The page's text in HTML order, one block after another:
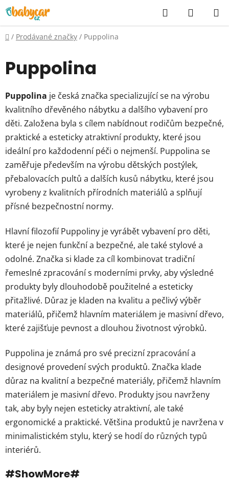
Přejít
na
obsah
Hledat
KOŠÍK
Domů
/ Prodávané značky / Puppolina
Puppolina
Puppolina je česká značka specializující se na výrobu
kvalitního dřevěného nábytku a dalšího vybavení pro
děti. Založena byla s cílem nabídnout rodičům bezpečné,
praktické a esteticky atraktivní produkty, které jsou
ideální pro každodenní péči o nejmenší. Puppolina se
zaměřuje především na výrobu dětských postýlek,
přebalovacích pultů a dalších kusů nábytku, které jsou
vyrobeny z kvalitních přírodních materiálů a splňují
přísné bezpečnostní normy.
Hlavní filozofií Puppoliny je vyrábět vybavení pro děti,
které je nejen funkční a bezpečné, ale také stylové a
odolné. Značka si klade za cíl kombinovat tradiční
řemeslné zpracování s moderními prvky, aby výsledné
produkty byly dlouhodobě použitelné a esteticky
přitažlivé. Důraz je kladen na kvalitu a pečlivý výběr
materiálů, přičemž hlavním materiálem je masivní dřevo,
které zajišťuje pevnost a dlouhou životnost výrobků.
Puppolina je známá pro své precizní zpracování a
designové provedení svých produktů. Značka klade
důraz na kvalitní a bezpečné materiály, přičemž hlavním
materiálem je masivní dřevo. Produkty jsou navrženy
tak, aby byly nejen esteticky atraktivní, ale také
ergonomické a praktické. Většina produktů je navržena v
minimalistickém stylu, který se hodí do různých typů
interiérů.
#ShowMore#